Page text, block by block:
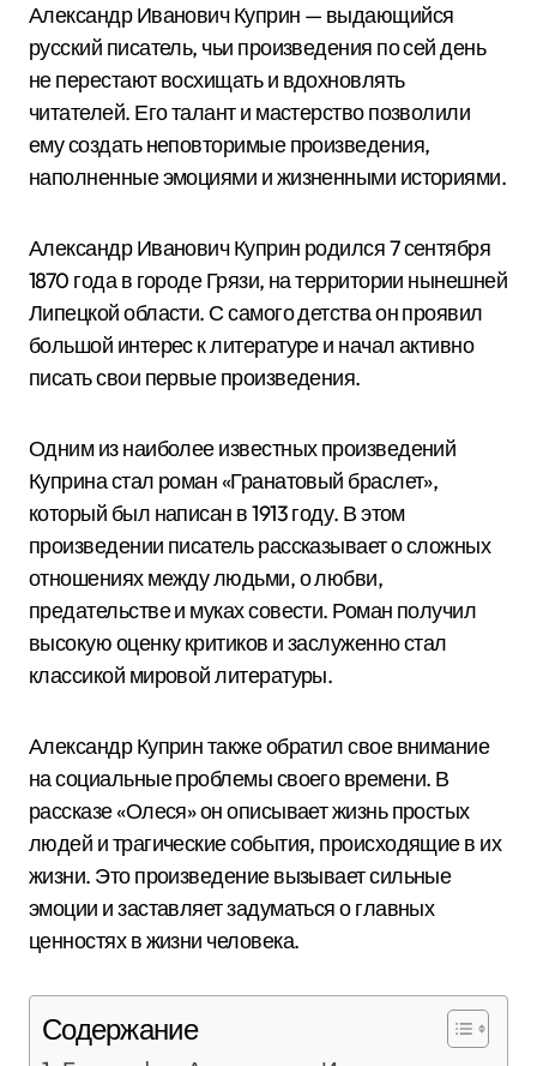
Александр Иванович Куприн — выдающийся
русский писатель, чьи произведения по сей день
не перестают восхищать и вдохновлять
читателей. Его талант и мастерство позволили
ему создать неповторимые произведения,
наполненные эмоциями и жизненными историями.
Александр Иванович Куприн родился 7 сентября
1870 года в городе Грязи, на территории нынешней
Липецкой области. С самого детства он проявил
большой интерес к литературе и начал активно
писать свои первые произведения.
Одним из наиболее известных произведений
Куприна стал роман «Гранатовый браслет»,
который был написан в 1913 году. В этом
произведении писатель рассказывает о сложных
отношениях между людьми, о любви,
предательстве и муках совести. Роман получил
высокую оценку критиков и заслуженно стал
классикой мировой литературы.
Александр Куприн также обратил свое внимание
на социальные проблемы своего времени. В
рассказе «Олеся» он описывает жизнь простых
людей и трагические события, происходящие в их
жизни. Это произведение вызывает сильные
эмоции и заставляет задуматься о главных
ценностях в жизни человека.
Содержание